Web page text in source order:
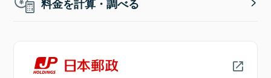
料金を計算・調べる